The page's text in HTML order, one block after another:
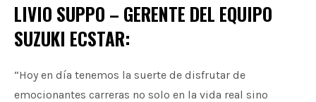
LIVIO SUPPO – GERENTE DEL EQUIPO
SUZUKI ECSTAR:
“Hoy en día tenemos la suerte de disfrutar de
emocionantes carreras no solo en la vida real sino